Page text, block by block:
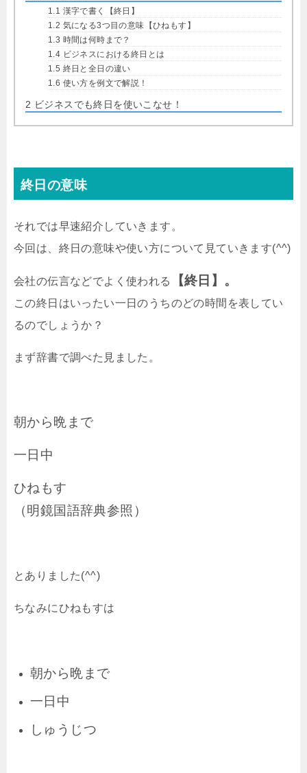
1.1 漢字で書く【終日】
1.2 気になる3つ目の意味【ひねもす】
1.3 時間は何時まで？
1.4 ビジネスにおける終日とは
1.5 終日と全日の違い
1.6 使い方を例文で解説！
2 ビジネスでも終日を使いこなせ！
終日の意味
それでは早速紹介していきます。
今回は、終日の意味や使い方について見ていきます(^^)
会社の伝言などでよく使われる 【終日】。
この終日はいったい一日のうちのどの時間を表してい
るのでしょうか？
まず辞書で調べた見ました。
朝から晩まで
一日中
ひねもす
（明鏡国語辞典参照）
とありました(^^)
ちなみにひねもすは
朝から晩まで
一日中
しゅうじつ